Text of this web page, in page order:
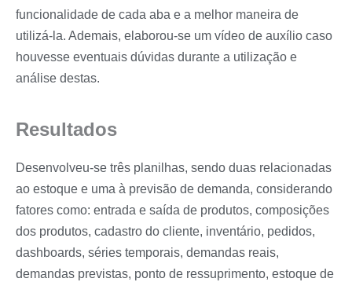
funcionalidade de cada aba e a melhor maneira de
utilizá-la. Ademais, elaborou-se um vídeo de auxílio caso
houvesse eventuais dúvidas durante a utilização e
análise destas.
Resultados
Desenvolveu-se três planilhas, sendo duas relacionadas
ao estoque e uma à previsão de demanda, considerando
fatores como: entrada e saída de produtos, composições
dos produtos, cadastro do cliente, inventário, pedidos,
dashboards, séries temporais, demandas reais,
demandas previstas, ponto de ressuprimento, estoque de